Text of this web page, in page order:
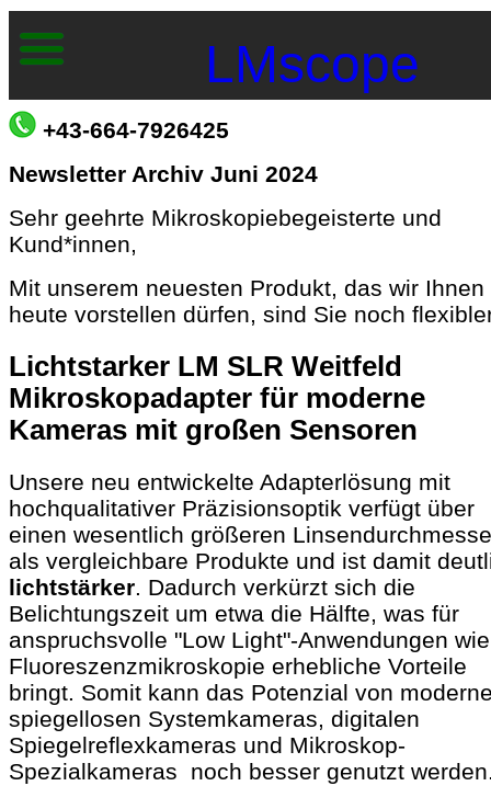
LMscope
+43-664-7926425
Newsletter Archiv Juni 2024
Sehr geehrte Mikroskopiebegeisterte und
Kund*innen,
Mit unserem neuesten Produkt, das wir Ihnen
heute vorstellen dürfen, sind Sie noch
Lichtstarker LM SLR Weitfeld
Mikroskopadapter für moderne
Kameras mit großen Sensoren
Unsere neu entwickelte Adapterlösung mit
hochqualitativer Präzisionsoptik verfügt über
einen wesentlich größeren
als vergleichbare Produkte und ist damit
lichtstärker. Dadurch verkürzt sich die
Belichtungszeit um etwa die Hälfte, was für
anspruchsvolle "Low Light"-Anwendungen
Fluoreszenzmikroskopie erhebliche Vorteile
bringt. Somit kann das Potenzial von
spiegellosen Systemkameras, digitalen
Spiegelreflexkameras und Mikroskop-
Spezialkameras noch besser genutzt